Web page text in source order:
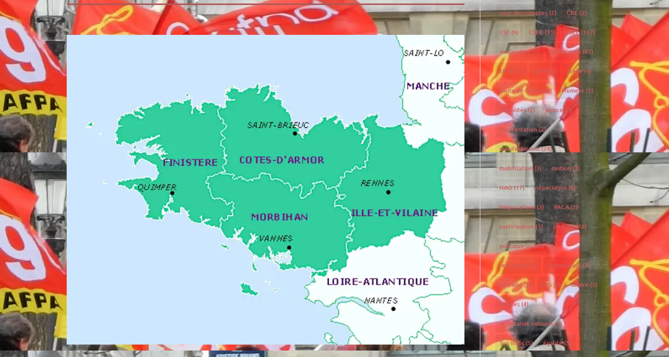
cour des comptes(2) CRE(2)
CSE(9) CSEC(31) CSEE(157)
declaration(5) déclaration(67)
EPFH (1) GEPP(2) grève(4)
hauts-de-france (9) Humeur(1)
inégalités(2) justice(2)
manifestation(2)
manifestations(24)
mobilisation(3) motion (3)
NAO(17) négociation(6)
Négociations(3) PACA(2)
participation (1) podcast(18)
politique sociale(3)
restaurant (3) restauration(3)
Retraite(3) RPS(2) salaire(3)
salaires(4)
secrétariat national(1)
Top infos(5) égalité(5)